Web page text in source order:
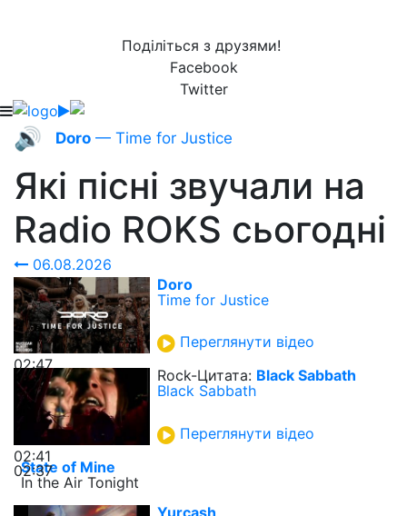
Поділіться з друзями!
Facebook
Twitter
🔊 Doro — Time for Justice
Які пісні звучали на
Radio ROKS сьогодні
06.08.2026
02:47
Doro
Time for Justice
Переглянути відео
02:41
Rock-Цитата: Black Sabbath
Black Sabbath
Переглянути відео
02:37
State of Mine
In the Air Tonight
Yurcash